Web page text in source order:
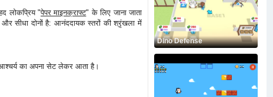
लोकप्रिय "पेपर माइनक्राफ्ट" के लिए जाना जाता
सीधा दोनों है: आनंददायक स्तरों की श्रृंखला में
आश्चर्य का अपना सेट लेकर आता है।
Dino Defense